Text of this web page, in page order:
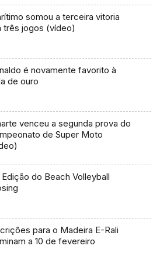
somou a terceira vitoria
três jogos (vídeo)
é novamente favorito à
de ouro
venceu a segunda prova do
de Super Moto
Edição do Beach Volleyball
para o Madeira E-Rali
a 10 de fevereiro